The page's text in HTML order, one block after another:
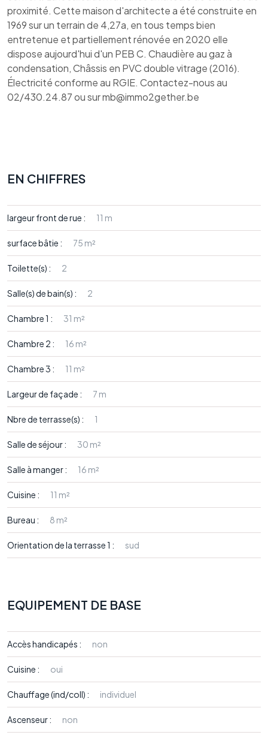
proximité. Cette maison d'architecte a été construite en
1969 sur un terrain de 4,27a, en tous temps bien
entretenue et partiellement rénovée en 2020 elle
dispose aujourd'hui d'un PEB C. Chaudière au gaz à
condensation, Châssis en PVC double vitrage (2016).
Électricité conforme au RGIE. Contactez-nous au
02/430.24.87 ou sur mb@immo2gether.be
EN CHIFFRES
largeur front de rue : 11 m
surface bâtie : 75 m²
Toilette(s) : 2
Salle(s) de bain(s) : 2
Chambre 1 : 31 m²
Chambre 2 : 16 m²
Chambre 3 : 11 m²
Largeur de façade : 7 m
Nbre de terrasse(s) : 1
Salle de séjour : 30 m²
Salle à manger : 16 m²
Cuisine : 11 m²
Bureau : 8 m²
Orientation de la terrasse 1 : sud
EQUIPEMENT DE BASE
Accès handicapés : non
Cuisine : oui
Chauffage (ind/coll) : individuel
Ascenseur : non